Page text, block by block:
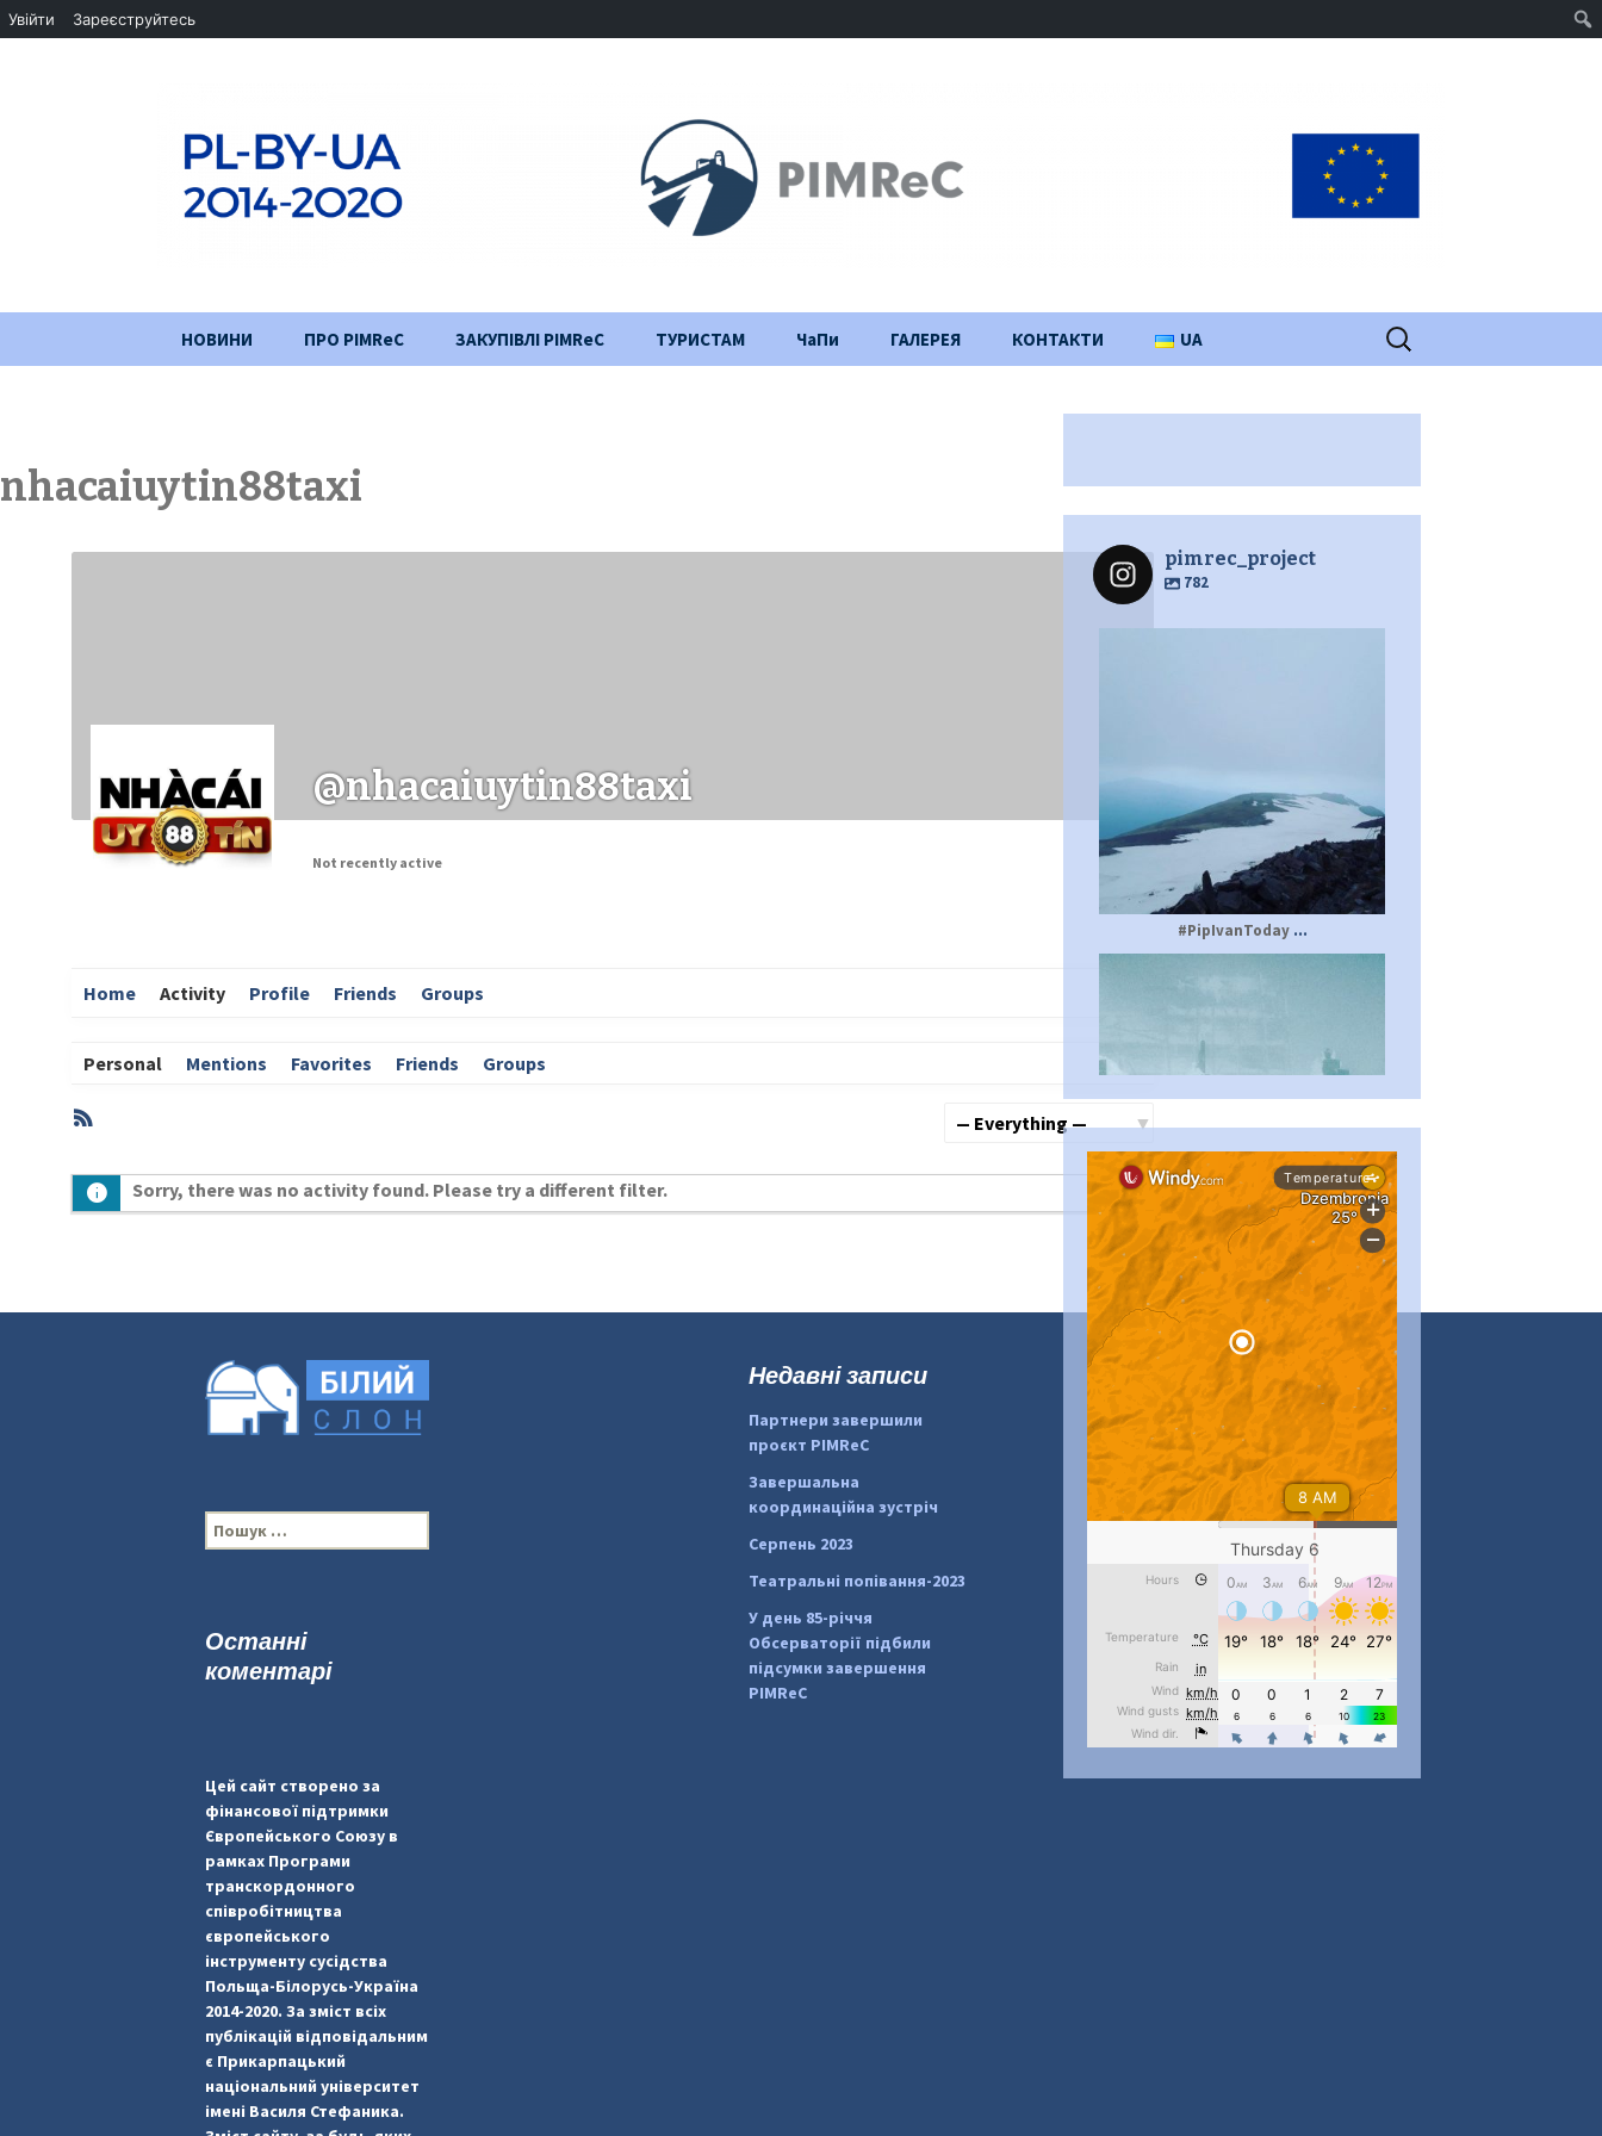
НОВИНИ ПРО PIMReC
Хід проекту
Заходи
ЗАКУПІВЛІ PIMReC ТУРИСТАМ ЧаПи ГАЛЕРЕЯ КОНТАКТИ UA Пошук:
nhacaiuytin88taxi
@nhacaiuytin88taxi
Not recently active
Home Activity Profile Friends Groups
Personal Mentions Favorites Friends Groups
Activities
RSS
Sorry, there was no activity found. Please try a different filter.
pimrec_project
782
#PipIvanToday ...
#PipIvanToday...
pimrec_project
#PipIvanToday ...
pimrec_project
П
о
:
Недавні записи
Партнери завершили
проєкт PIMReC
Завершальна
координаційна зустріч
Серпень 2023
Театральні попівання-2023
У день 85-річчя
Обсерваторії підбили
підсумки завершення
PIMReC
Останні
коментарі
Цей сайт створено за
фінансової підтримки
Європейського Союзу в
рамках Програми
транскордонного
співробітництва
європейського
інструменту сусідства
Польща-Білорусь-Україна
2014-2020. За зміст всіх
публікацій відповідальним
є Прикарпацький
національний університет
імені Василя Стефаника.
Увійти Зареєструйтесь